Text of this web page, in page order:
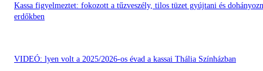
Kassa figyelmeztet: fokozott a tűzveszély, tilos tüzet gyújtani és
erdőkben
VIDEÓ: lyen volt a 2025/2026-os évad a kassai Thália Színházban